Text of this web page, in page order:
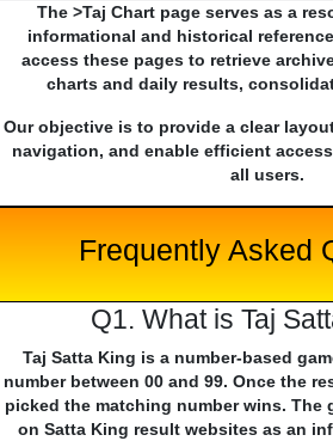
The >Taj Chart page serves as a
informational and historical
access these pages to retrieve
charts and daily results,
Our objective is to provide a clear
navigation, and enable efficient
all users.
Frequently Asked
Q1. What is Taj
Taj Satta King is a number-based
number between 00 and 99. Once the
picked the matching number wins. The
on Satta King result websites as an